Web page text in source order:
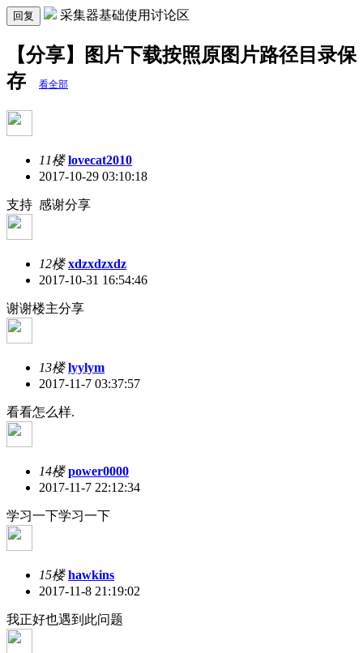
回复 采集器基础使用讨论区
【分享】图片下载按照原图片路径目录保
存
看全部
11楼 lovecat2010
2017-10-29 03:10:18
支持 感谢分享
12楼 xdzxdzxdz
2017-10-31 16:54:46
谢谢楼主分享
13楼 lyylym
2017-11-7 03:37:57
看看怎么样.
14楼 power0000
2017-11-7 22:12:34
学习一下学习一下
15楼 hawkins
2017-11-8 21:19:02
我正好也遇到此问题